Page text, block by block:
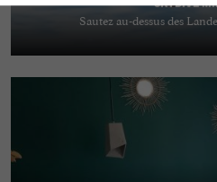
Sautez au-dessus des